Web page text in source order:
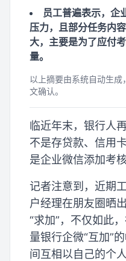
员工普遍表示，企
压力，且部分任务内
大，主要是为了应付
量。
以上摘要由系统自动生
文确认。
临近年末，银行人
不是存贷款、信用
是企业微信添加考核
记者注意到，近期
户经理在朋友圈晒
“求加”，不仅如此
量银行企微“互加”
间互相以自己的个